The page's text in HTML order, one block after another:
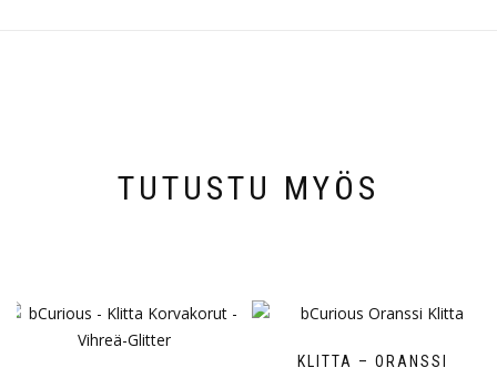
TUTUSTU MYÖS
KLITTA – ORANSSI